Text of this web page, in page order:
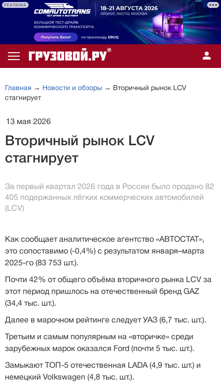
РЕКЛАМА
Главная → Новости и обзоры → Вторичный рынок LCV
стагнирует
13 мая 2026
Вторичный рынок LCV
стагнирует
За первый квартал 2026 года в России было продано 82
405 подержанных лёгких коммерческих автомобилей
(LCV)
Как сообщает аналитическое агентство «АВТОСТАТ»,
это сопоставимо (-0,4%) с результатом января–марта
2025-го (83 753 шт.).
Почти 42% от общего объёма вторичного рынка LCV за
этот период пришлось на отечественный бренд GAZ
(34,4 тыс. шт.).
Далее в марочном рейтинге следует УАЗ (6,7 тыс. шт.).
Третьим и самым популярным на «вторичке» среди
зарубежных марок оказался Ford (почти 5 тыс. шт.).
Замыкают ТОП-5 отечественная LADA (4,9 тыс. шт.) и
немецкий Volkswagen (4,8 тыс. шт.).